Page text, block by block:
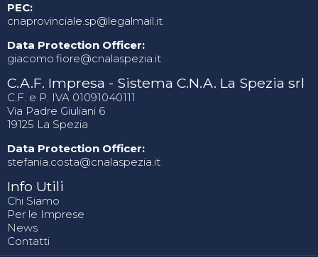
PEC:
cnaprovinciale.sp@legalmail.it
Data Protection Officer:
giacomo.fiore@cnalaspezia.it
C.A.F. Impresa - Sistema C.N.A. La Spezia srl
C.F. e P. IVA 01091040111
Via Padre Giuliani 6
19125 La Spezia
Data Protection Officer:
stefania.costa@cnalaspezia.it
Info Utili
Chi Siamo
Per le Imprese
News
Contatti